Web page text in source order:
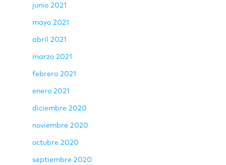
junio 2021
mayo 2021
abril 2021
marzo 2021
febrero 2021
enero 2021
diciembre 2020
noviembre 2020
octubre 2020
septiembre 2020